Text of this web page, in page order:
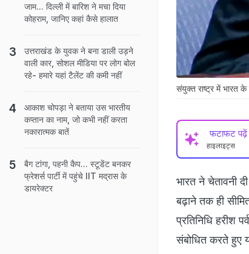
संयुक्त राष्ट्र में भारत के
फटाफट पढ़ें
हाइलाइट्स
भारत ने चेतावनी
बढ़ाने तक ही
प्रतिनिधि हरीश
संबोधित करते हुए
जाम... दिल्ली में बारिश ने मचा दिया
कोहराम, जानिए कहां कैसे हालात
उत्तराखंड के युवक ने बना डाली उड़ने
वाली कार, सोशल मीडिया पर लोग बोल
रहे- हमारे यहां टैलेंट की कमी नहीं
आकाश चोपड़ा ने बताया उस भारतीय
कप्तान का नाम, जो कभी नहीं करता
नकारात्मक बातें
बैग टांगा, पहनी कैप... स्टूडेंट बनकर
फ्रेशर्स पार्टी में पहुंचे IIT मद्रास के
डायरेक्टर